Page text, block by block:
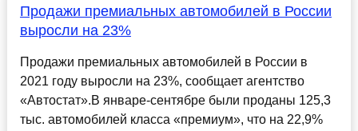
Продажи премиальных автомобилей в России
выросли на 23%
Продажи премиальных автомобилей в России в
2021 году выросли на 23%, сообщает агентство
«Автостат».В январе-сентябре были проданы 125,3
тыс. автомобилей класса «премиум», что на 22,9%